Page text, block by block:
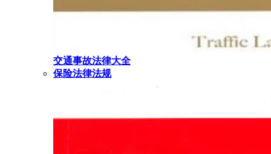
交通事故法律大全
保险法律法规